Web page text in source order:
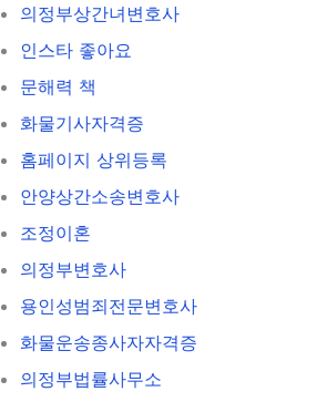
의정부상간녀변호사
인스타 좋아요
문해력 책
화물기사자격증
홈페이지 상위등록
안양상간소송변호사
조정이혼
의정부변호사
용인성범죄전문변호사
화물운송종사자자격증
의정부법률사무소